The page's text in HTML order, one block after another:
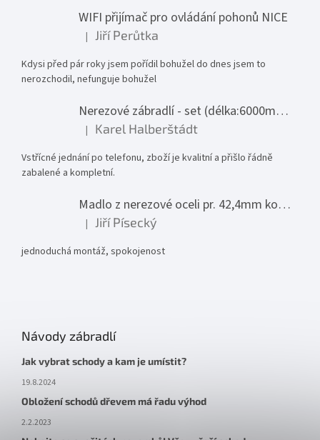
WIFI přijímač pro ovládání pohonů NICE
Hodnocení produktu je 1 z 5 hvězdiček.
| Jiří Perůtka
Kdysi před pár roky jsem pořídil bohužel do dnes jsem to
nerozchodil, nefunguje bohužel
Nerezové zábradlí - set (délka:6000mm x výška:1000mm)
Hodnocení produktu je 5 z 5 hvězdiček.
| Karel Halberštádt
Vstřícné jednání po telefonu, zboží je kvalitní a přišlo řádně
zabalené a kompletní.
Madlo z nerezové oceli pr. 42,4mm komplet - model 0116 - 3000mm
Hodnocení produktu je 5 z 5 hvězdiček.
| Jiří Písecký
jednoduchá montáž, spokojenost
Návody zábradlí
Jak vybrat schody a kam je umístit?
19.8.2024
Obložení schodů dřevem má řadu výhod
2.2.2023